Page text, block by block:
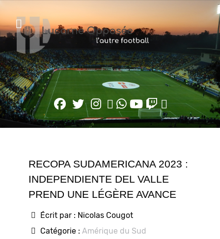
RECOPA SUDAMERICANA 2023 :
INDEPENDIENTE DEL VALLE
PREND UNE LÉGÈRE AVANCE
Écrit par : Nicolas Cougot
Catégorie : Amérique du Sud